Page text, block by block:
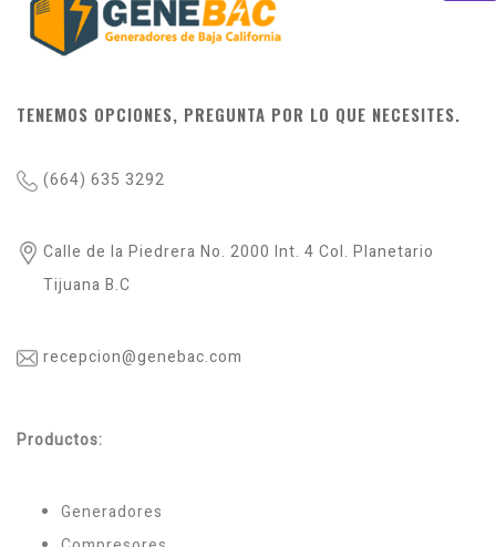
TENEMOS OPCIONES, PREGUNTA POR LO QUE NECESITES.
(664) 635 3292
Calle de la Piedrera No. 2000 Int. 4 Col. Planetario
Tijuana B.C
recepcion@genebac.com
Productos:
Generadores